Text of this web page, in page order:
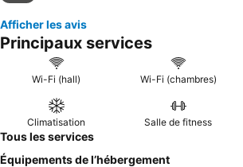
Afficher les avis
Principaux services
Wi-Fi (hall) Wi-Fi (chambres)
Climatisation Salle de fitness
Tous les services
Équipements de l’hébergement